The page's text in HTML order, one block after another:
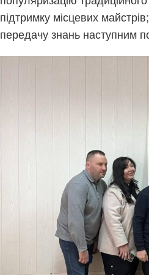
підтримку місцевих майстрів;
передачу знань наступним